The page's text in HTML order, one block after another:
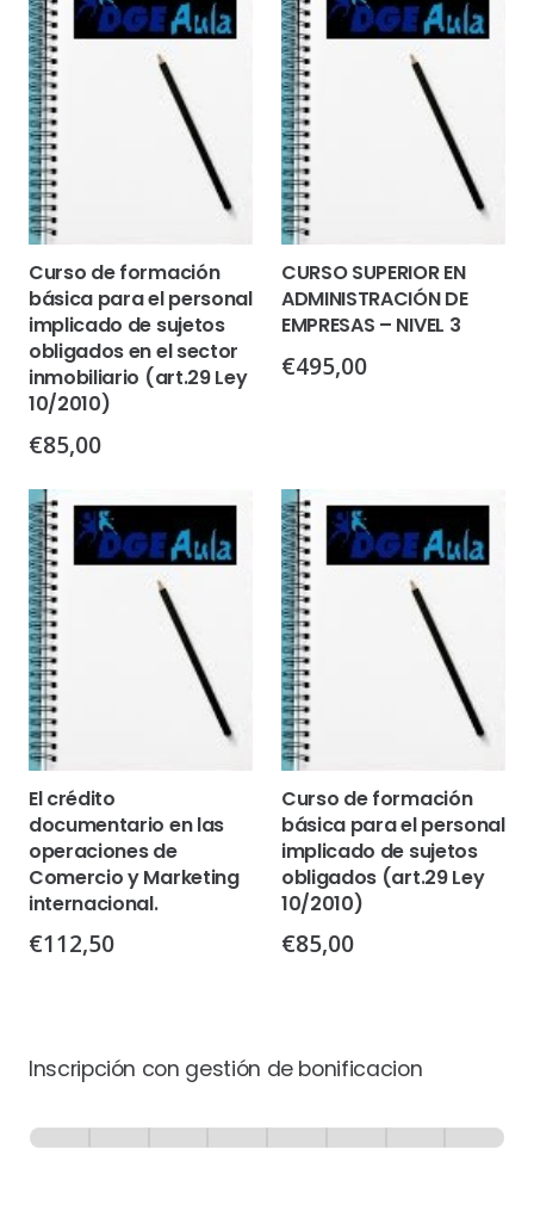
Curso de formación
básica para el personal
implicado de sujetos
obligados en el sector
inmobiliario (art.29 Ley
10/2010)
€85,00
CURSO SUPERIOR EN
ADMINISTRACIÓN DE
EMPRESAS – NIVEL 3
€495,00
El crédito
documentario en las
operaciones de
Comercio y Marketing
internacional.
€112,50
Curso de formación
básica para el personal
implicado de sujetos
obligados (art.29 Ley
10/2010)
€85,00
Inscripción con gestión de bonificacion
-